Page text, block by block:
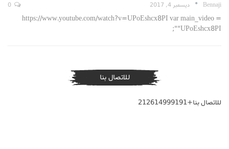
Bennaji ديسمبر 4, 2017
https://www.youtube.com/watch?v=UPoEshcx8PI var main_video =
"UPoEshcx8PI";
للاتصال بنا
للاتصال بنا+212614999191